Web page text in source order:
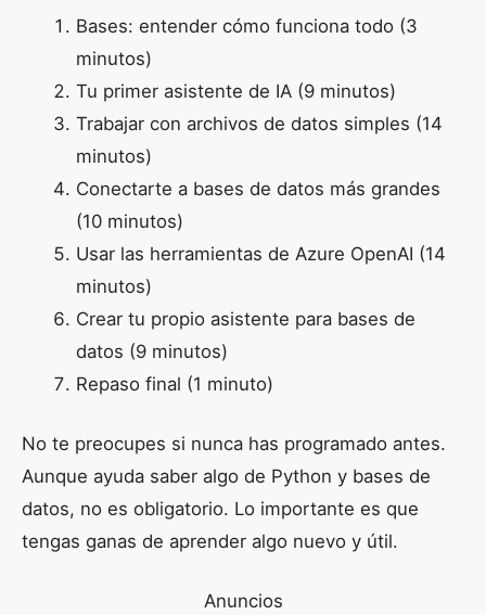
Bases: entender cómo funciona todo (3
minutos)
Tu primer asistente de IA (9 minutos)
Trabajar con archivos de datos simples (14
minutos)
Conectarte a bases de datos más grandes
(10 minutos)
Usar las herramientas de Azure OpenAI (14
minutos)
Crear tu propio asistente para bases de
datos (9 minutos)
Repaso final (1 minuto)
No te preocupes si nunca has programado antes.
Aunque ayuda saber algo de Python y bases de
datos, no es obligatorio. Lo importante es que
tengas ganas de aprender algo nuevo y útil.
Anuncios